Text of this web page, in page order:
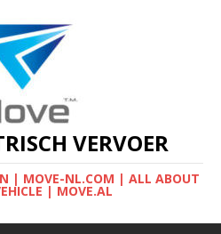
VERVOER
| MOVE-NL.COM | ALL ABOUT
| MOVE.AL